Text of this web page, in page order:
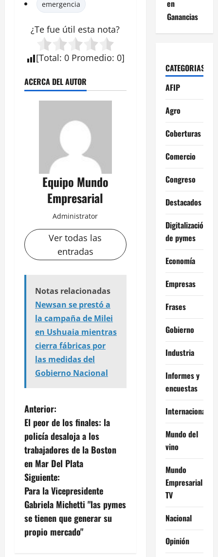
emergencia
¿Te fue útil esta nota?
[Total: 0 Promedio: 0]
ACERCA DEL AUTOR
Equipo Mundo
Empresarial
Administrator
Ver todas las
entradas
Notas relacionadas
Newsan se prestó a
la campaña de Milei
en Ushuaia mientras
cierra fábricas por
las medidas del
Gobierno Nacional
N
a
v
e
g
a
c
Anterior:
El peor de los finales: la
policía desaloja a los
trabajadores de la Boston
en Mar Del Plata
Siguiente:
Para la Vicepresidente
Gabriela Michetti "las pymes
se tienen que generar su
propio mercado"
en
Ganancias
CATEGORIAS
AFIP
Agro
Coberturas
Comercio
Congreso
Destacados
Digitalización
de pymes
Economía
Empresas
Frases
Gobierno
Industria
Informes y
encuestas
Internacional
Mundo del
vino
Mundo
Empresarial
TV
Nacional
Opinión